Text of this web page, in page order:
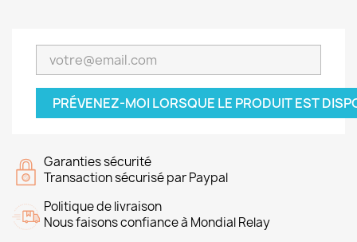
PRÉVENEZ-MOI LORSQUE LE PRODUIT EST
Garanties sécurité
Transaction sécurisé par Paypal
Politique de livraison
Nous faisons confiance à Mondial Relay